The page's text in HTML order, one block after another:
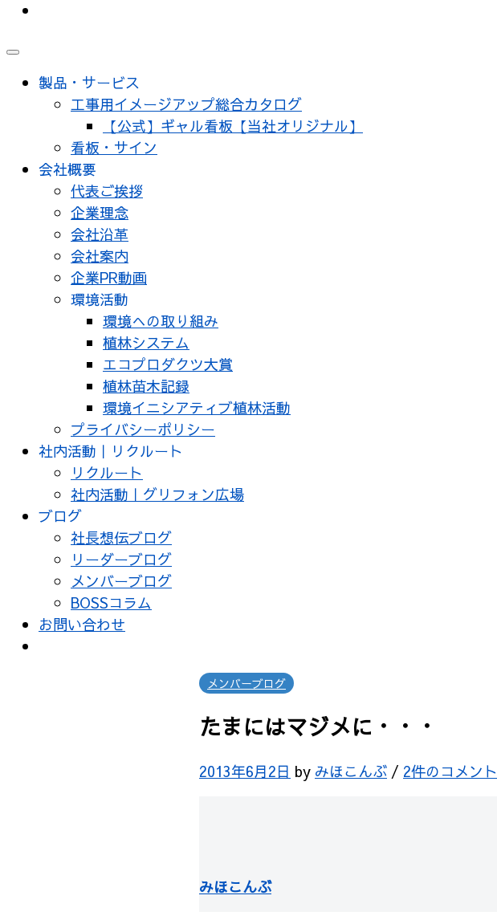
メ
製品・サービス
工事用イメージアップ総合カタログ
【公式】ギャル看板【当社オリジナル】
看板・サイン
会社概要
代表ご挨拶
企業理念
会社沿革
会社案内
企業PR動画
環境活動
環境への取り組み
植林システム
エコプロダクツ大賞
植林苗木記録
環境イニシアティブ植林活動
プライバシーポリシー
社内活動｜リクルート
リクルート
社内活動｜グリフォン広場
ブログ
社長想伝ブログ
リーダーブログ
メンバーブログ
BOSSコラム
お問い合わせ
メンバーブログ
たまにはマジメに・・・
2013年6月2日 by みほこんぶ / 2件のコメント
みほこんぶ